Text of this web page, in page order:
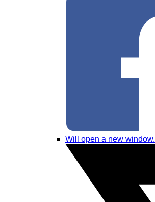
Will open a new window.